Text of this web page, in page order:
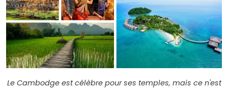
Le Cambodge est célèbre pour ses temples, mais ce n'est